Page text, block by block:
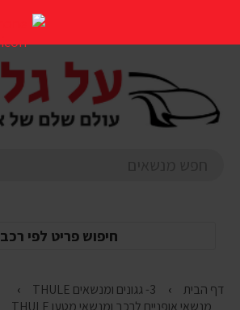
העמוד
חיפוש פריט לפי רכב
דף הבית
3- גגונים ומנשאים THULE
מנשאי אופניים לרכב ומנשאי מטען THULE